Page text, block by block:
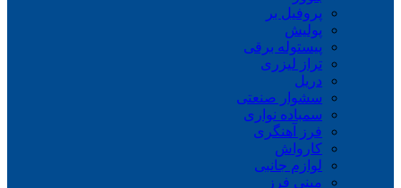
پروفیل بر
پولیش
پیستوله برقی
تراز لیزری
دریل
سشوار صنعتی
سمباده نواری
فرز آهنگری
کارواش
لوازم جانبی
مینی فرز